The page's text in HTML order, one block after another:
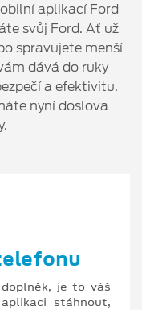
aplikací Ford
svůj Ford. Ať už
spravujete menší
dává do ruky
a efektivitu.
nyní doslova
je to váš
stáhnout,